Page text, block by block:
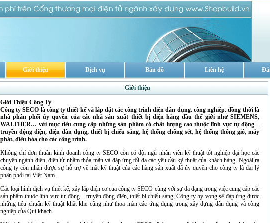
Giới thiệu Dịch vụ Bản đồ Liên hệ
Giới thiệu
Giới Thiệu Công Ty
Công ty SECO là công ty thiết kế và lắp đặt các công trình điện dân dụng, công nghiệp, đồng thời là
nhà phân phối ủy quyền của các nhà sản xuất thiết bị điện hàng đầu thế giới như SIEMENS,
WALTHER… với mục tiêu cung cấp những sản phẩm có chất lượng cao thuộc lĩnh vực tự động –
truyền động điện, điện dân dụng, thiết bị chiếu sáng, hệ thống chống sét, hệ thống thông gió, máy
phát, điều hòa cho các công trình.
Không chỉ đơn thuần kinh doanh công ty SECO còn có đội ngũ nhân viên kỹ thuật tốt nghiệp đại học các
chuyên ngành điện, điện tử nhằm thỏa mãn và đáp ứng tối đa các yêu cầu kỹ thuật của khách hàng. Ngoài ra
công ty còn nhận được sự hỗ trợ về mặt kỹ thuật của các hãng sản xuất đã ủy quyền cho công ty là đại lý
phân phối tại Việt Nam.
Các loại hình dịch vụ thiết kế, xây lắp điện cơ của công ty SECO cùng với sự đa dạng trong việc cung cấp các
sản phẩm thuộc lĩnh vực tự động – truyền động điện, thiết bị chiếu sáng, Công ty hy vọng sẽ đáp ứng được
những tiêu chuẩn kỹ thuật khắt khe cũng như thoả mãn các ứng dụng trong xây dựng dân dụng và công
nghiệp của Quí khách.